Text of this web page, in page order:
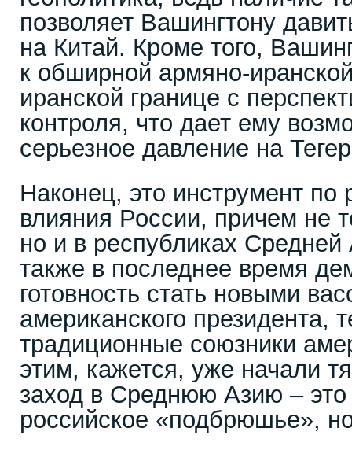
позволяет Вашингтону
на Китай. Кроме того,
к обширной армяно-
иранской границе с
контроля, что дает ему
серьезное давление на
Наконец, это инструмент по
влияния России, причем не
но и в республиках Средней
также в последнее время
готовность стать новыми
американского президента,
традиционные союзники
этим, кажется, уже начали
заход в Среднюю Азию – это
российское «подбрюшье»,